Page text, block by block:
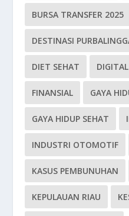
BURSA TRANSFER 2025
DESTINASI
DIET SEHAT DIGITAL
FINANSIAL GAYA
GAYA HIDUP SEHAT
INDUSTRI OTOMOTIF
KASUS PEMBUNUHAN
KEPULAUAN RIAU